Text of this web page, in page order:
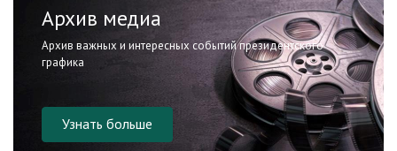
Архив медиа
Архив важных и интересных событий президентского
графика
Узнать больше